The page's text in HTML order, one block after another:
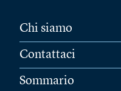
Chi siamo
Contattaci
Sommario